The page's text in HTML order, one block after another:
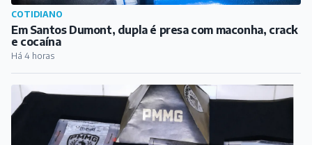
COTIDIANO
Venda de celulares termina com homem baleado em
Conselheiro Lafaiete
Há 4 horas